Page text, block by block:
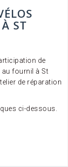
ST
de
au fournil à St
de réparation
ci-dessous.